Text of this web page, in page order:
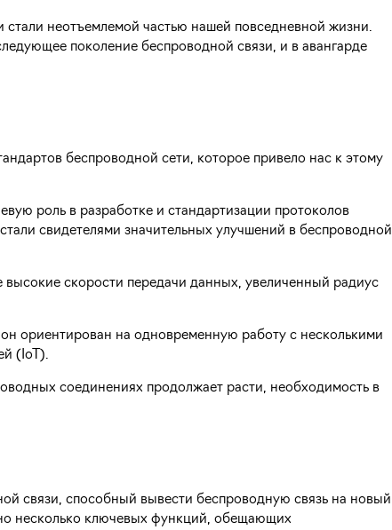
неотъемлемой частью нашей повседневной жизни.
поколение беспроводной связи, и в авангарде
беспроводной сети, которое привело нас к этому
роль в разработке и стандартизации протоколов
свидетелями значительных улучшений в беспроводной
высокие скорости передачи данных, увеличенный радиус
ориентирован на одновременную работу с несколькими
(IoT).
соединениях продолжает расти, необходимость в
связи, способный вывести беспроводную связь на новый
несколько ключевых функций, обещающих